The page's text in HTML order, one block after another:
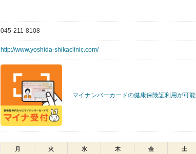
045-211-8108
http://www.yoshida-shikaclinic.com/
マイナンバーカードの健康保険証利用が可能
月 火 水 木 金 土